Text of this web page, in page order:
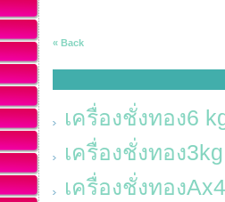
« Back
เครื่องชั่งทอง6
เครื่องชั่งทอง
เครื่องชั่งทอง